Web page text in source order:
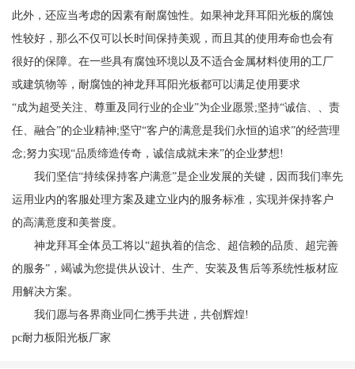
此外，还应当考虑的因素有耐腐蚀性。如果神龙拜耳阳光板的腐蚀
性较好，那么不仅可以长时间保持美观，而且其的使用寿命也会有
很好的保障。在一些具有腐蚀环境以及不适合金属材料使用的工厂
或建筑物等，耐腐蚀的神龙拜耳阳光板都可以满足使用要求
“成为超受关注、尊重及同行业的企业”为企业愿景;坚持“诚信、、责
任、融合”的企业精神;坚守“客户的满意是我们永恒的追求”的经营理
念;努力实现“品质缔造传奇，诚信成就未来”的企业梦想!
我们坚信“持续保持客户满意”是企业发展的关键，因而我们率先
运用业内的客服处理方案及建立业内的服务标准，实现并保持客户
的高满意度和美誉度。
神龙拜耳全体员工将以“超执着的信念、超信赖的品质、超完善
的服务”，竭诚为您提供从设计、生产、安装及售后等系统性板材应
用解决方案。
我们愿与各界商业同仁携手共进，共创辉煌!
pc耐力板阳光板厂家